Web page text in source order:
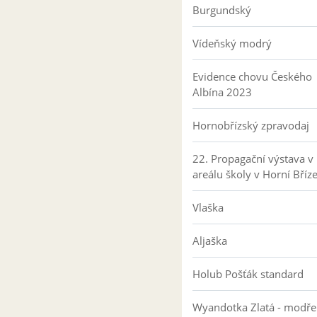
Burgundský
Vídeňský modrý
Evidence chovu Českého
Albína 2023
Hornobřízský zpravodaj
22. Propagační výstava v
areálu školy v Horní Bříze
Vlaška
Aljaška
Holub Pošťák standard
Wyandotka Zlatá - modře